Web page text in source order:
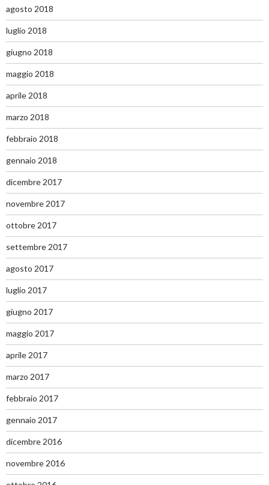
agosto 2018
luglio 2018
giugno 2018
maggio 2018
aprile 2018
marzo 2018
febbraio 2018
gennaio 2018
dicembre 2017
novembre 2017
ottobre 2017
settembre 2017
agosto 2017
luglio 2017
giugno 2017
maggio 2017
aprile 2017
marzo 2017
febbraio 2017
gennaio 2017
dicembre 2016
novembre 2016